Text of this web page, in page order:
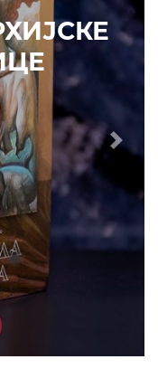
Жељку
Епископу
секта -
у посети